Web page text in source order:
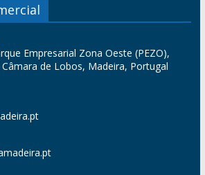
Empresarial Zona Oeste (PEZO),
de Lobos, Madeira, Portugal